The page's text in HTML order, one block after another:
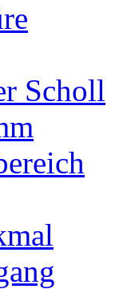
Scholl